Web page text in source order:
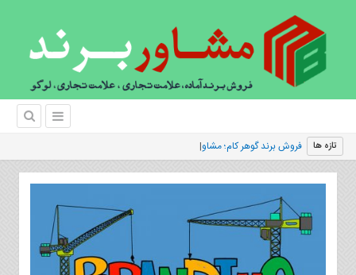
تازه ها فروش برند گوهر كام؛ مشاوره سرمایه‌گذاری د